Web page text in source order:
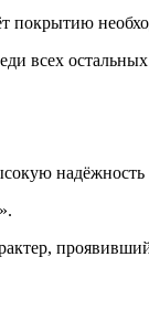
покрытию
всех
надёжность